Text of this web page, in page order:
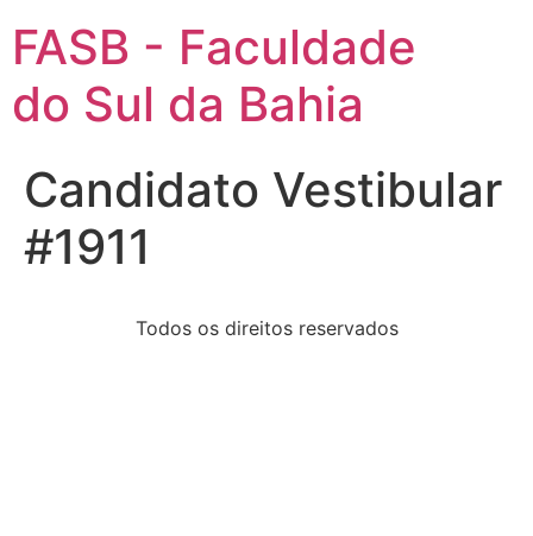
FASB - Faculdade
do Sul da Bahia
Candidato Vestibular
#1911
Todos os direitos reservados